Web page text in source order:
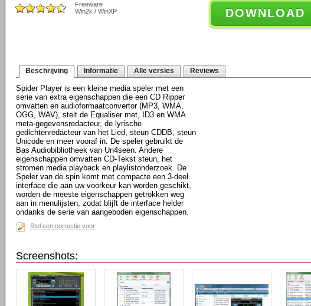
Freeware
Win2k / WinXP
DOWNLOAD
Beschrijving Informatie Alle versies Reviews
Spider Player is een kleine media speler met een
serie van extra eigenschappen die een CD Ripper
omvatten en audioformaatconvertor (MP3, WMA,
OGG, WAV), stelt de Equaliser met, ID3 en WMA
meta-gegevensredacteur, de lyrische
gedichtenredacteur van het Lied, steun CDDB, steun
Unicode en meer vooraf in. De speler gebruikt de
Bas Audiobibliotheek van Un4seen. Andere
eigenschappen omvatten CD-Tekst steun, het
stromen media playback en playlistonderzoek. De
Speler van de spin komt met compacte een 3-deel
interface die aan uw voorkeur kan worden geschikt,
worden de meeste eigenschappen getrokken weg
aan in menulijsten, zodat blijft de interface helder
ondanks de serie van aangeboden eigenschappen.
Stel een correctie voor
Screenshots: